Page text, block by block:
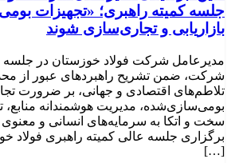
جلسه کمیته راهبری؛ «تجهیزات
بازاریابی و تجاری‌سازی شوند
مدیرعامل شرکت فولاد خوزستان در جلسه
شرکت، ضمن تشریح راهبردهای عبور از
تلاطم‌های اقتصادی و جهانی، بر ضرورت
بومی‌سازی‌شده، مدیریت هوشمندانه منابع،
سخت و اتکا به سرمایه‌های انسانی و معنوی
برگزاری جلسه عالی کمیته راهبری فولاد
[…]